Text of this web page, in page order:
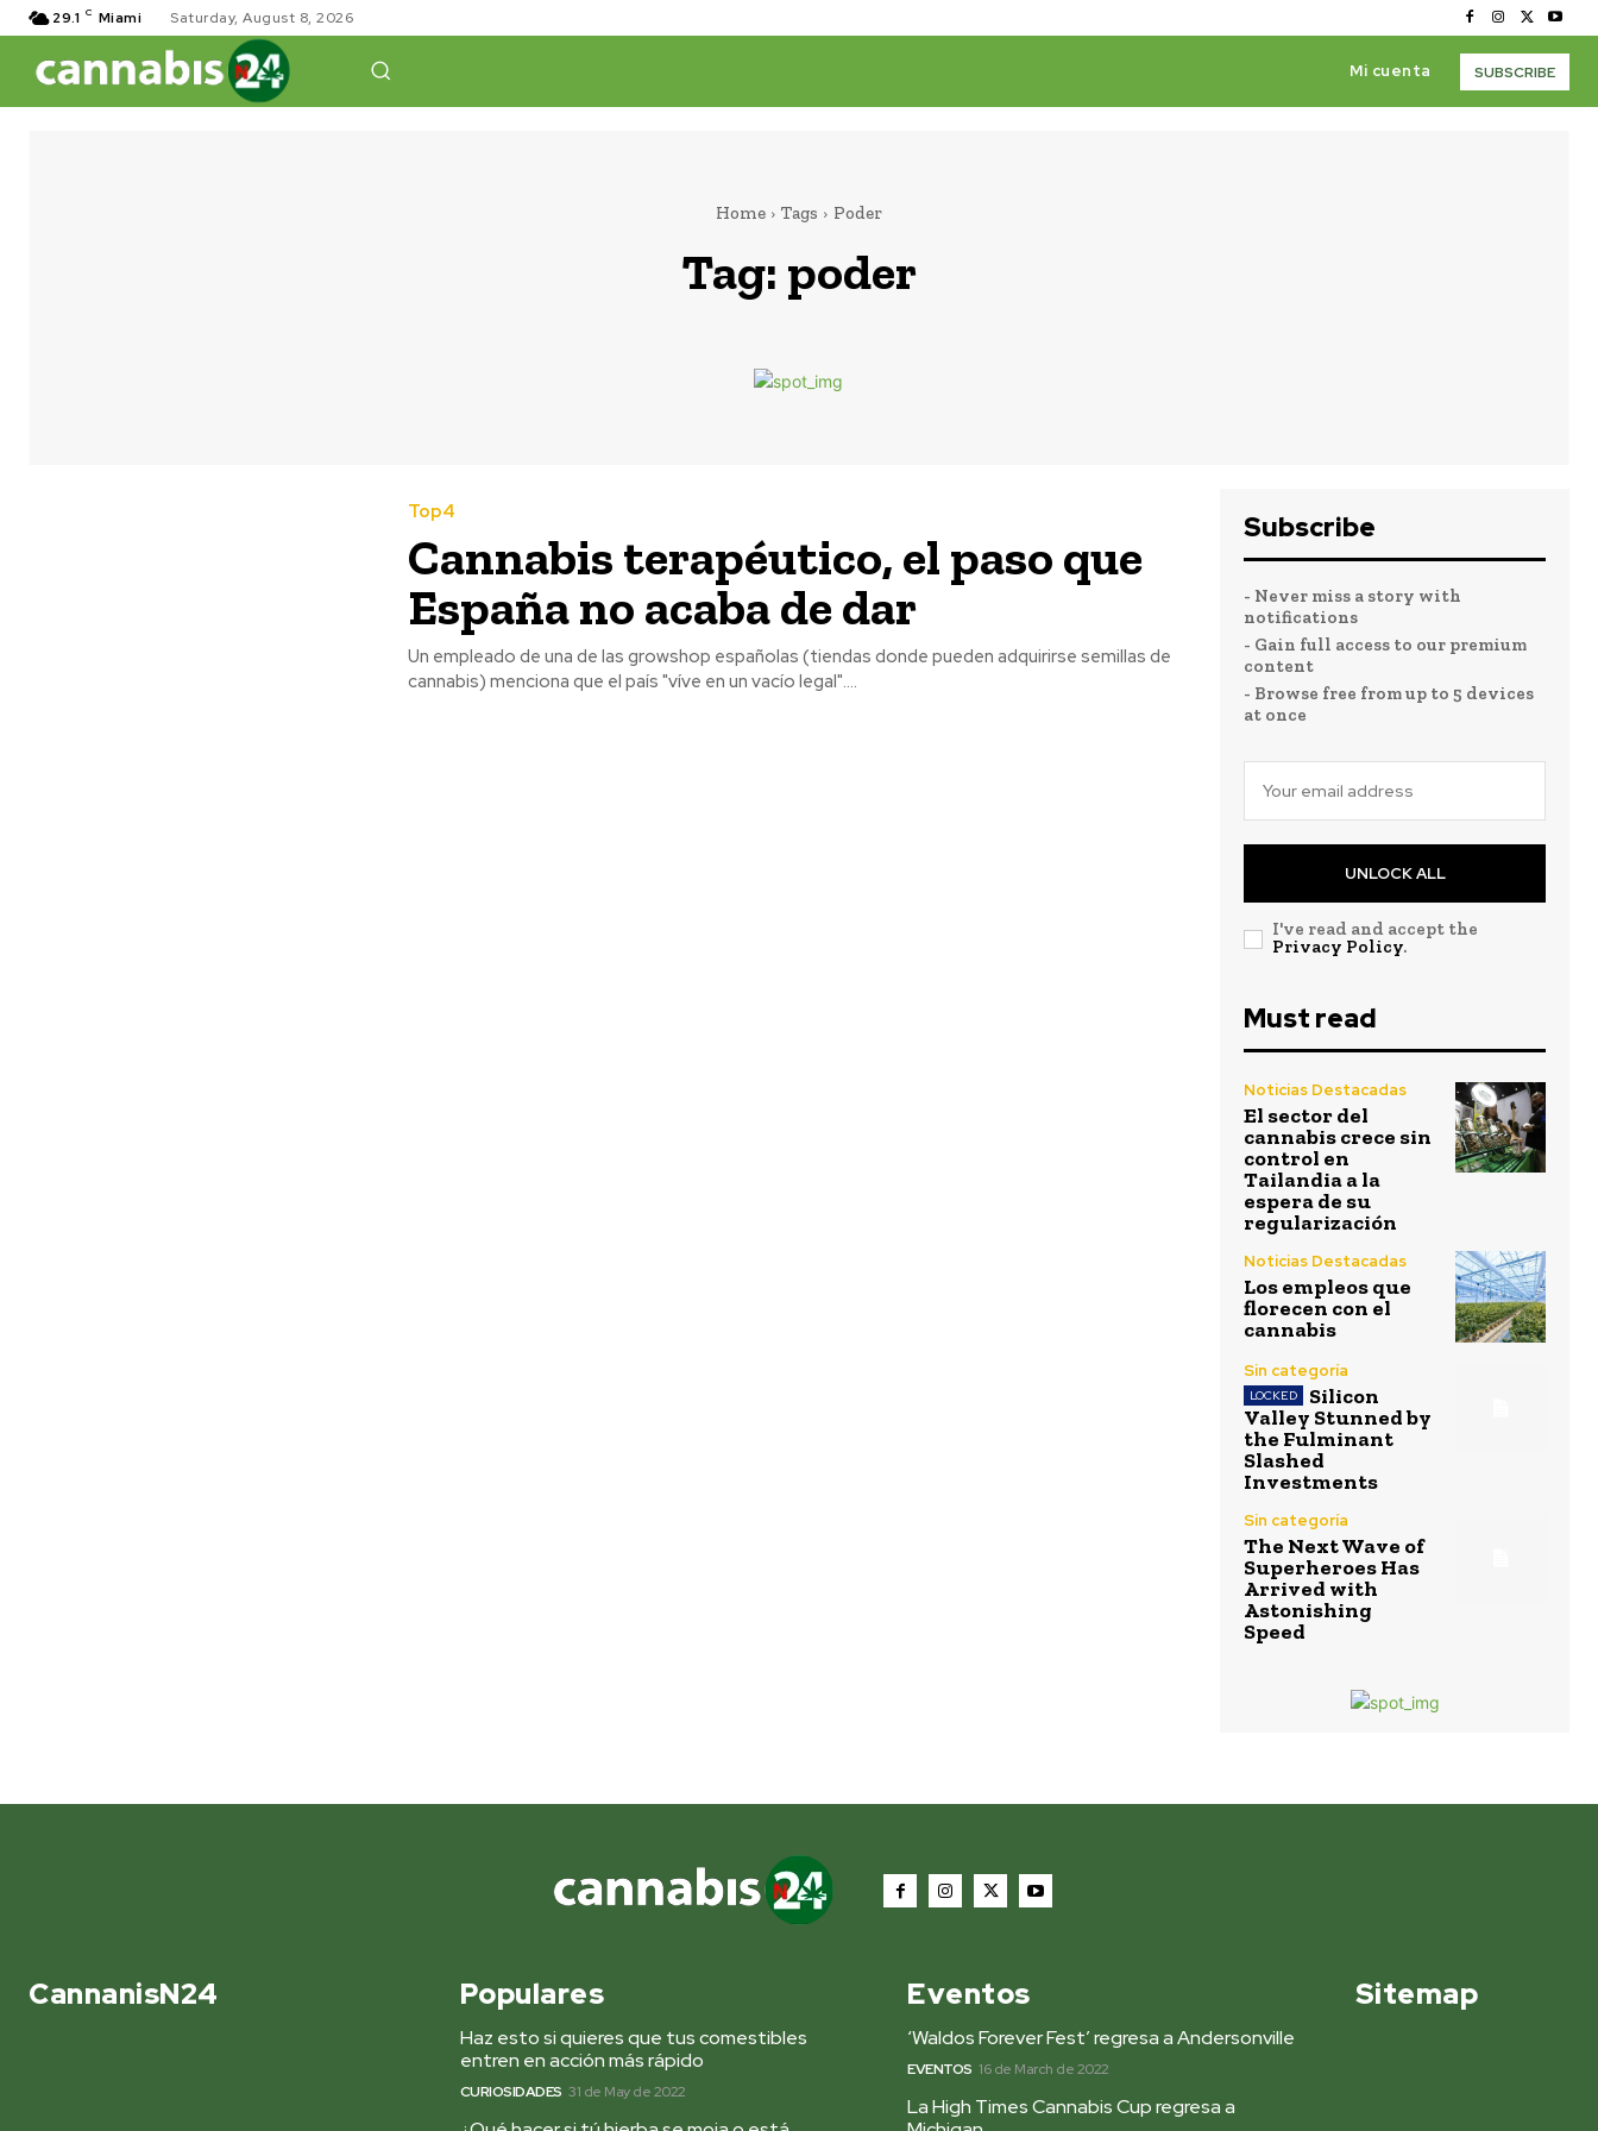
29.1 C Miami Saturday, August 8, 2026
Mi cuenta SUBSCRIBE
Home Tags Poder
Tag: poder
Top4
Cannabis terapéutico, el paso que
España no acaba de dar
Un empleado de una de las growshop españolas (tiendas donde pueden adquirirse semillas de
cannabis) menciona que el país "víve en un vacío legal"....
Subscribe
- Never miss a story with
notifications
- Gain full access to our premium
content
- Browse free from up to 5 devices
at once
UNLOCK ALL
I've read and accept the
Privacy Policy.
Must read
Noticias Destacadas
El sector del
cannabis crece sin
control en
Tailandia a la
espera de su
regularización
Noticias Destacadas
Los empleos que
florecen con el
cannabis
Sin categoría
Silicon
Valley Stunned by
the Fulminant
Slashed
Investments
Sin categoría
The Next Wave of
Superheroes Has
Arrived with
Astonishing
Speed
CannanisN24 Populares
Haz esto si quieres que tus comestibles
entren en acción más rápido
CURIOSIDADES 31 de May de 2022
Eventos
‘Waldos Forever Fest’ regresa a Andersonville
EVENTOS 16 de March de 2022
La High Times Cannabis Cup regresa a
Sitemap